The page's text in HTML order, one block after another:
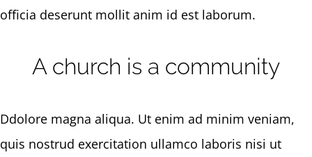
officia deserunt mollit anim id est laborum.
A church is a community
Ddolore magna aliqua. Ut enim ad minim veniam,
quis nostrud exercitation ullamco laboris nisi ut